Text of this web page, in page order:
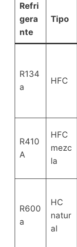
Refri
gera
nte
Tipo
R134
a
HFC
R410
A
HFC
mezc
la
R600
a
HC
natur
al